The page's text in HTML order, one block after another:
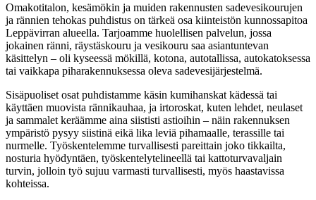
Omakotitalon, kesämökin ja muiden rakennusten sadevesikourujen
ja rännien tehokas puhdistus on tärkeä osa kiinteistön kunnossapitoa
Leppävirran alueella. Tarjoamme huolellisen palvelun, jossa
jokainen ränni, räystäskouru ja vesikouru saa asiantuntevan
käsittelyn – oli kyseessä mökillä, kotona, autotallissa, autokatoksessa
tai vaikkapa piharakennuksessa oleva sadevesijärjestelmä.
Sisäpuoliset osat puhdistamme käsin kumihanskat kädessä tai
käyttäen muovista rännikauhaa, ja irtoroskat, kuten lehdet, neulaset
ja sammalet keräämme aina siististi astioihin – näin rakennuksen
ympäristö pysyy siistinä eikä lika leviä pihamaalle, terassille tai
nurmelle. Työskentelemme turvallisesti pareittain joko tikkailta,
nosturia hyödyntäen, työskentelytelineellä tai kattoturvavaljain
turvin, jolloin työ sujuu varmasti turvallisesti, myös haastavissa
kohteissa.